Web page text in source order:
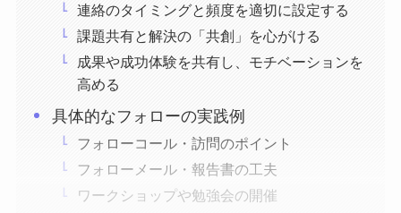
連絡のタイミングと頻度を適切に設定する
課題共有と解決の「共創」を心がける
成果や成功体験を共有し、モチベーションを
高める
具体的なフォローの実践例
フォローコール・訪問のポイント
フォローメール・報告書の工夫
ワークショップや勉強会の開催